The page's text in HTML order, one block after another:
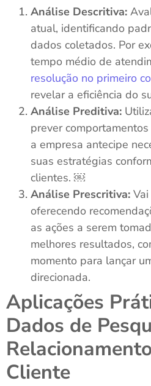
Análise Descritiva:
atual, identificando
dados coletados. Por
tempo médio de
resolução no primeiro
revelar a eficiência do
Análise Preditiva:
prever
a empresa antecipe
suas estratégias
clientes. ￼
Análise Prescritiva:
oferecendo
as ações a serem
melhores resultados,
momento para lançar
direcionada.
Aplicações
Dados de
Cliente